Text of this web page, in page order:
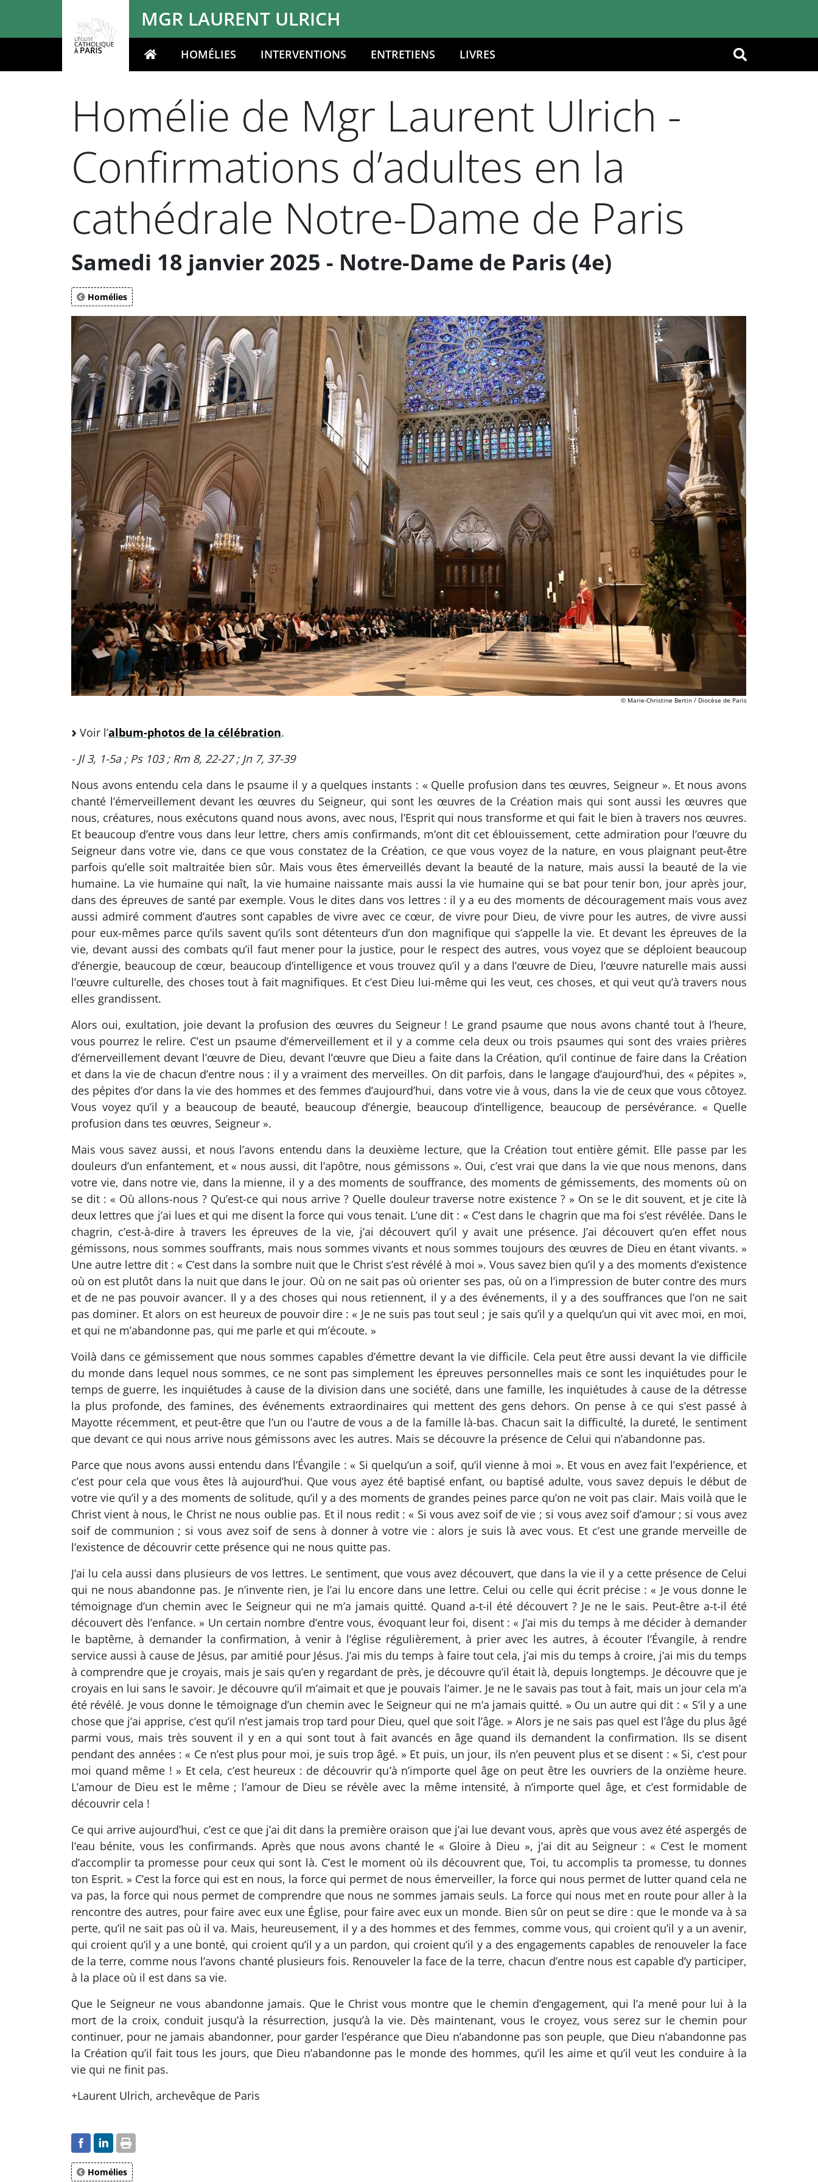
MGR LAURENT ULRICH
Votre recherche OK
HOMÉLIES INTERVENTIONS ENTRETIENS LIVRES
Homélie de Mgr Laurent Ulrich -
Confirmations d’adultes en la
cathédrale Notre-Dame de Paris
Samedi 18 janvier 2025 - Notre-Dame de Paris (4e)
Homélies
© Marie-Christine Bertin / Diocèse de Paris
Voir l’album-photos de la célébration.
- Jl 3, 1-5a ; Ps 103 ; Rm 8, 22-27 ; Jn 7, 37-39
Nous avons entendu cela dans le psaume il y a quelques instants : « Quelle profusion dans tes œuvres, Seigneur ». Et nous avons
chanté l’émerveillement devant les œuvres du Seigneur, qui sont les œuvres de la Création mais qui sont aussi les œuvres que
nous, créatures, nous exécutons quand nous avons, avec nous, l’Esprit qui nous transforme et qui fait le bien à travers nos œuvres.
Et beaucoup d’entre vous dans leur lettre, chers amis confirmands, m’ont dit cet éblouissement, cette admiration pour l’œuvre du
Seigneur dans votre vie, dans ce que vous constatez de la Création, ce que vous voyez de la nature, en vous plaignant peut-être
parfois qu’elle soit maltraitée bien sûr. Mais vous êtes émerveillés devant la beauté de la nature, mais aussi la beauté de la vie
humaine. La vie humaine qui naît, la vie humaine naissante mais aussi la vie humaine qui se bat pour tenir bon, jour après jour,
dans des épreuves de santé par exemple. Vous le dites dans vos lettres : il y a eu des moments de découragement mais vous avez
aussi admiré comment d’autres sont capables de vivre avec ce cœur, de vivre pour Dieu, de vivre pour les autres, de vivre aussi
pour eux-mêmes parce qu’ils savent qu’ils sont détenteurs d’un don magnifique qui s’appelle la vie. Et devant les épreuves de la
vie, devant aussi des combats qu’il faut mener pour la justice, pour le respect des autres, vous voyez que se déploient beaucoup
d’énergie, beaucoup de cœur, beaucoup d’intelligence et vous trouvez qu’il y a dans l’œuvre de Dieu, l’œuvre naturelle mais aussi
l’œuvre culturelle, des choses tout à fait magnifiques. Et c’est Dieu lui-même qui les veut, ces choses, et qui veut qu’à travers nous
elles grandissent.
Alors oui, exultation, joie devant la profusion des œuvres du Seigneur ! Le grand psaume que nous avons chanté tout à l’heure,
vous pourrez le relire. C’est un psaume d’émerveillement et il y a comme cela deux ou trois psaumes qui sont des vraies prières
d’émerveillement devant l’œuvre de Dieu, devant l’œuvre que Dieu a faite dans la Création, qu’il continue de faire dans la Création
et dans la vie de chacun d’entre nous : il y a vraiment des merveilles. On dit parfois, dans le langage d’aujourd’hui, des « pépites »,
des pépites d’or dans la vie des hommes et des femmes d’aujourd’hui, dans votre vie à vous, dans la vie de ceux que vous côtoyez.
Vous voyez qu’il y a beaucoup de beauté, beaucoup d’énergie, beaucoup d’intelligence, beaucoup de persévérance. « Quelle
profusion dans tes œuvres, Seigneur ».
Mais vous savez aussi, et nous l’avons entendu dans la deuxième lecture, que la Création tout entière gémit. Elle passe par les
douleurs d’un enfantement, et « nous aussi, dit l’apôtre, nous gémissons ». Oui, c’est vrai que dans la vie que nous menons, dans
votre vie, dans notre vie, dans la mienne, il y a des moments de souffrance, des moments de gémissements, des moments où on
se dit : « Où allons-nous ? Qu’est-ce qui nous arrive ? Quelle douleur traverse notre existence ? » On se le dit souvent, et je cite là
deux lettres que j’ai lues et qui me disent la force qui vous tenait. L’une dit : « C’est dans le chagrin que ma foi s’est révélée. Dans le
chagrin, c’est-à-dire à travers les épreuves de la vie, j’ai découvert qu’il y avait une présence. J’ai découvert qu’en effet nous
gémissons, nous sommes souffrants, mais nous sommes vivants et nous sommes toujours des œuvres de Dieu en étant vivants. »
Une autre lettre dit : « C’est dans la sombre nuit que le Christ s’est révélé à moi ». Vous savez bien qu’il y a des moments d’existence
où on est plutôt dans la nuit que dans le jour. Où on ne sait pas où orienter ses pas, où on a l’impression de buter contre des murs
et de ne pas pouvoir avancer. Il y a des choses qui nous retiennent, il y a des événements, il y a des souffrances que l’on ne sait
pas dominer. Et alors on est heureux de pouvoir dire : « Je ne suis pas tout seul ; je sais qu’il y a quelqu’un qui vit avec moi, en moi,
et qui ne m’abandonne pas, qui me parle et qui m’écoute. »
Voilà dans ce gémissement que nous sommes capables d’émettre devant la vie difficile. Cela peut être aussi devant la vie difficile
du monde dans lequel nous sommes, ce ne sont pas simplement les épreuves personnelles mais ce sont les inquiétudes pour le
temps de guerre, les inquiétudes à cause de la division dans une société, dans une famille, les inquiétudes à cause de la détresse
la plus profonde, des famines, des événements extraordinaires qui mettent des gens dehors. On pense à ce qui s’est passé à
Mayotte récemment, et peut-être que l’un ou l’autre de vous a de la famille là-bas. Chacun sait la difficulté, la dureté, le sentiment
que devant ce qui nous arrive nous gémissons avec les autres. Mais se découvre la présence de Celui qui n’abandonne pas.
Parce que nous avons aussi entendu dans l’Évangile : « Si quelqu’un a soif, qu’il vienne à moi ». Et vous en avez fait l’expérience, et
c’est pour cela que vous êtes là aujourd’hui. Que vous ayez été baptisé enfant, ou baptisé adulte, vous savez depuis le début de
votre vie qu’il y a des moments de solitude, qu’il y a des moments de grandes peines parce qu’on ne voit pas clair. Mais voilà que le
Christ vient à nous, le Christ ne nous oublie pas. Et il nous redit : « Si vous avez soif de vie ; si vous avez soif d’amour ; si vous avez
soif de communion ; si vous avez soif de sens à donner à votre vie : alors je suis là avec vous. Et c’est une grande merveille de
l’existence de découvrir cette présence qui ne nous quitte pas.
J’ai lu cela aussi dans plusieurs de vos lettres. Le sentiment, que vous avez découvert, que dans la vie il y a cette présence de Celui
qui ne nous abandonne pas. Je n’invente rien, je l’ai lu encore dans une lettre. Celui ou celle qui écrit précise : « Je vous donne le
témoignage d’un chemin avec le Seigneur qui ne m’a jamais quitté. Quand a-t-il été découvert ? Je ne le sais. Peut-être a-t-il été
découvert dès l’enfance. » Un certain nombre d’entre vous, évoquant leur foi, disent : « J’ai mis du temps à me décider à demander
le baptême, à demander la confirmation, à venir à l’église régulièrement, à prier avec les autres, à écouter l’Évangile, à rendre
service aussi à cause de Jésus, par amitié pour Jésus. J’ai mis du temps à faire tout cela, j’ai mis du temps à croire, j’ai mis du temps
à comprendre que je croyais, mais je sais qu’en y regardant de près, je découvre qu’il était là, depuis longtemps. Je découvre que je
croyais en lui sans le savoir. Je découvre qu’il m’aimait et que je pouvais l’aimer. Je ne le savais pas tout à fait, mais un jour cela m’a
été révélé. Je vous donne le témoignage d’un chemin avec le Seigneur qui ne m’a jamais quitté. » Ou un autre qui dit : « S’il y a une
chose que j’ai apprise, c’est qu’il n’est jamais trop tard pour Dieu, quel que soit l’âge. » Alors je ne sais pas quel est l’âge du plus âgé
parmi vous, mais très souvent il y en a qui sont tout à fait avancés en âge quand ils demandent la confirmation. Ils se disent
pendant des années : « Ce n’est plus pour moi, je suis trop âgé. » Et puis, un jour, ils n’en peuvent plus et se disent : « Si, c’est pour
moi quand même ! » Et cela, c’est heureux : de découvrir qu’à n’importe quel âge on peut être les ouvriers de la onzième heure.
L’amour de Dieu est le même ; l’amour de Dieu se révèle avec la même intensité, à n’importe quel âge, et c’est formidable de
découvrir cela !
Ce qui arrive aujourd’hui, c’est ce que j’ai dit dans la première oraison que j’ai lue devant vous, après que vous avez été aspergés de
l’eau bénite, vous les confirmands. Après que nous avons chanté le « Gloire à Dieu », j’ai dit au Seigneur : « C’est le moment
d’accomplir ta promesse pour ceux qui sont là. C’est le moment où ils découvrent que, Toi, tu accomplis ta promesse, tu donnes
ton Esprit. » C’est la force qui est en nous, la force qui permet de nous émerveiller, la force qui nous permet de lutter quand cela ne
va pas, la force qui nous permet de comprendre que nous ne sommes jamais seuls. La force qui nous met en route pour aller à la
rencontre des autres, pour faire avec eux une Église, pour faire avec eux un monde. Bien sûr on peut se dire : que le monde va à sa
perte, qu’il ne sait pas où il va. Mais, heureusement, il y a des hommes et des femmes, comme vous, qui croient qu’il y a un avenir,
qui croient qu’il y a une bonté, qui croient qu’il y a un pardon, qui croient qu’il y a des engagements capables de renouveler la face
de la terre, comme nous l’avons chanté plusieurs fois. Renouveler la face de la terre, chacun d’entre nous est capable d’y participer,
à la place où il est dans sa vie.
Que le Seigneur ne vous abandonne jamais. Que le Christ vous montre que le chemin d’engagement, qui l’a mené pour lui à la
mort de la croix, conduit jusqu’à la résurrection, jusqu’à la vie. Dès maintenant, vous le croyez, vous serez sur le chemin pour
continuer, pour ne jamais abandonner, pour garder l’espérance que Dieu n’abandonne pas son peuple, que Dieu n’abandonne pas
la Création qu’il fait tous les jours, que Dieu n’abandonne pas le monde des hommes, qu’il les aime et qu’il veut les conduire à la
vie qui ne finit pas.
+Laurent Ulrich, archevêque de Paris
Homélies